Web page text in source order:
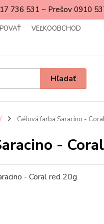
736 531 ~ Prešov 0910
VEĽKOOBCHOD
Hľadať
Gélová farba Saracino -
-